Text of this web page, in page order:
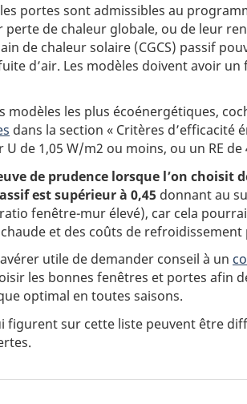
portes sont admissibles au
perte de chaleur globale, ou de leur
de chaleur solaire (CGCS) passif
d’air. Les modèles doivent avoir
modèles les plus écoénergétiques,
dans la section « Critères d’efficacité
de 1,05 W/m2 ou moins, ou un RE de
de prudence lorsque l’on choisit
est supérieur à 0,45 donnant au
fenêtre-mur élevé), car cela
et des coûts de refroidissement
utile de demander conseil à un
les bonnes fenêtres et portes afin
optimal en toutes saisons.
figurent sur cette liste peuvent être